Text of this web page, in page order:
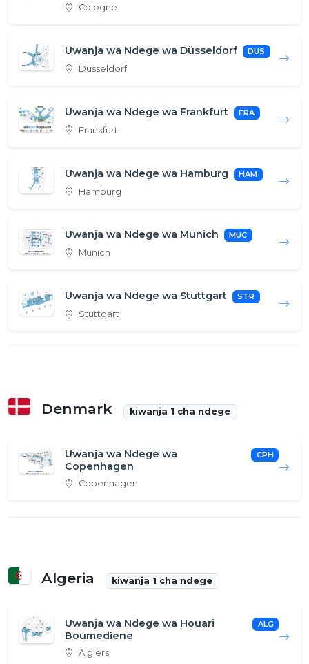
Cologne
Uwanja wa Ndege wa Düsseldorf DUS
Düsseldorf
Uwanja wa Ndege wa Frankfurt FRA
Frankfurt
Uwanja wa Ndege wa Hamburg HAM
Hamburg
Uwanja wa Ndege wa Munich MUC
Munich
Uwanja wa Ndege wa Stuttgart STR
Stuttgart
Denmark kiwanja 1 cha ndege
Uwanja wa Ndege wa
Copenhagen
CPH
Copenhagen
Algeria kiwanja 1 cha ndege
Uwanja wa Ndege wa Houari
Boumediene
ALG
Algiers